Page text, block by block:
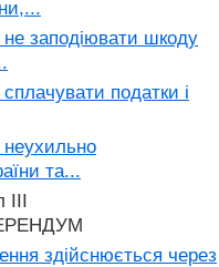
заподіювати шкоду
податки і
та...
III
здійснюється через